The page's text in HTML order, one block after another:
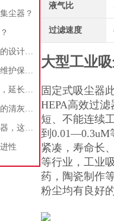
尘器？
石墨粉尘除尘器处理风量的设计，你了解多少
车间除尘吸尘器如何进行维护保养？
优化磨床粉尘集尘机维护，延长设备寿命
如何确定石墨粉尘除尘器的清灰速度？
想要维护好粉尘处理吸尘器，这几个措施真的很重要！
性
液气比
过滤速度
大型工业
固定式吸尘器
HEPA高效过
短、不能连续
到0.01—0.3uM
紧凑，寿命长
等行业，工业
药，陶瓷制作
粉尘均有良好